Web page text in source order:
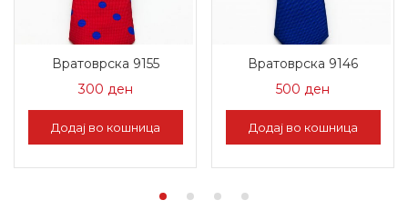
Вратоврска 9155
300 ден
Додај во кошница
Вратоврска 9146
500 ден
Додај во кошница